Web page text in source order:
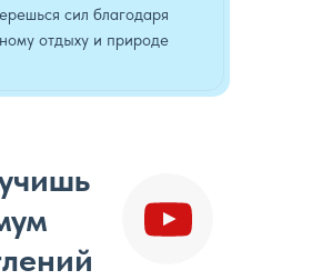
сил благодаря
отдыху и природе